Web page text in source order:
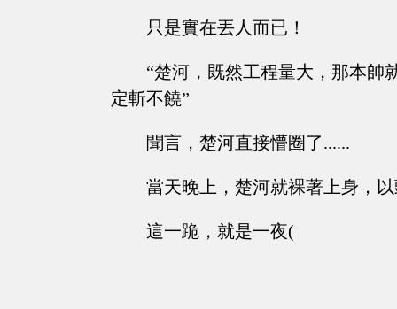
只是實在丟人而已！
“楚河，既然工程量大，那本帥
定斬不饒”
聞言，楚河直接懵圈了......
當天晚上，楚河就裸著上身，
這一跪，就是一夜(